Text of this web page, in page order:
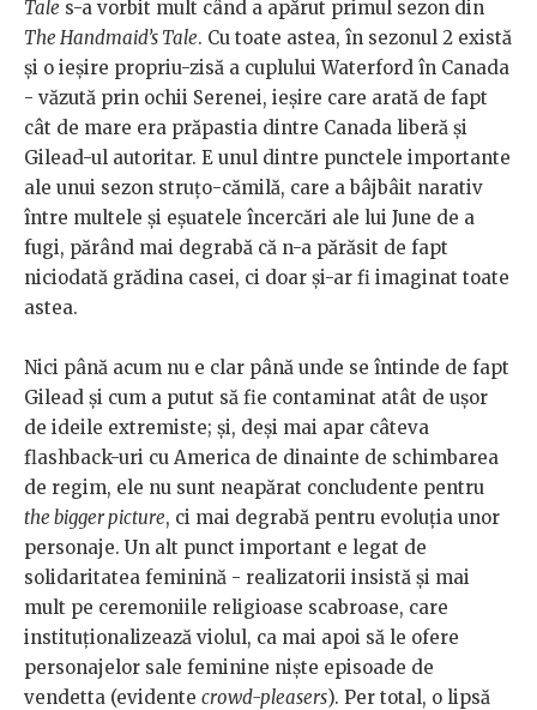
Tale s-a vorbit mult când a apărut primul sezon din
The Handmaid’s Tale. Cu toate astea, în sezonul 2 există
și o ieșire propriu-zisă a cuplului Waterford în Canada
- văzută prin ochii Serenei, ieșire care arată de fapt
cât de mare era prăpastia dintre Canada liberă și
Gilead-ul autoritar. E unul dintre punctele importante
ale unui sezon struțo-cămilă, care a bâjbâit narativ
între multele și eșuatele încercări ale lui June de a
fugi, părând mai degrabă că n-a părăsit de fapt
niciodată grădina casei, ci doar și-ar fi imaginat toate
astea.
Nici până acum nu e clar până unde se întinde de fapt
Gilead și cum a putut să fie contaminat atât de ușor
de ideile extremiste; și, deși mai apar câteva
flashback-uri cu America de dinainte de schimbarea
de regim, ele nu sunt neapărat concludente pentru
the bigger picture, ci mai degrabă pentru evoluția unor
personaje. Un alt punct important e legat de
solidaritatea feminină - realizatorii insistă și mai
mult pe ceremoniile religioase scabroase, care
instituționalizează violul, ca mai apoi să le ofere
personajelor sale feminine niște episoade de
vendetta (evidente crowd-pleasers). Per total, o lipsă